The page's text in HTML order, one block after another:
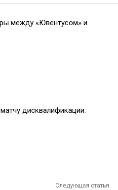
между «Ювентусом» и
дисквалификации.
Следующая статья